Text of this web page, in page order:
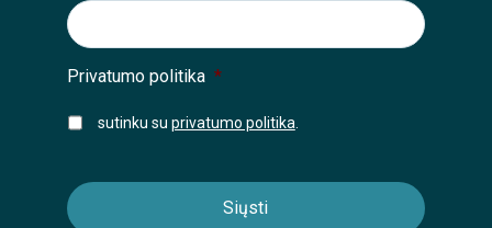
Privatumo politika *
sutinku su privatumo politika